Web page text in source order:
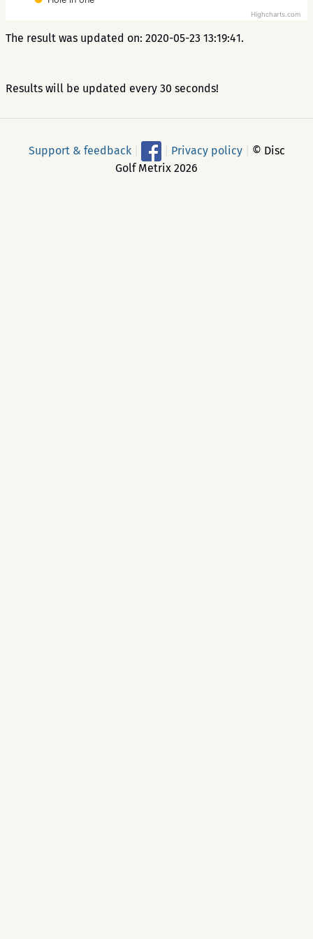
Highcharts.com
The result was updated on: 2020-05-23 13:19:41.
Results will be updated every 30 seconds!
Support & feedback Privacy policy
© Disc
Golf Metrix 2026